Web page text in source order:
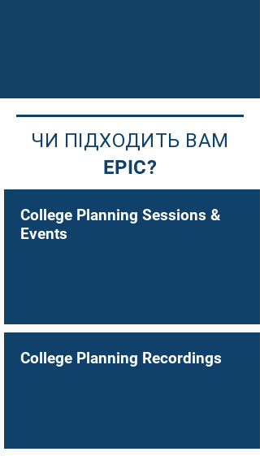
ЧИ ПІДХОДИТЬ ВАМ
EPIC?
College Planning Sessions &
Events
College Planning Recordings